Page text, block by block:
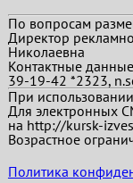
По вопросам
Директор
Николаевна
Контактные
39-19-42 *2323,
При
Для электронных
на http://kursk-
Возрастное
Политика